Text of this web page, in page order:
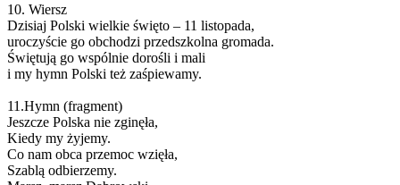
10. Wiersz
Dzisiaj Polski wielkie święto – 11 listopada,
uroczyście go obchodzi przedszkolna gromada.
Świętują go wspólnie dorośli i mali
i my hymn Polski też zaśpiewamy.
11.Hymn (fragment)
Jeszcze Polska nie zginęła,
Kiedy my żyjemy.
Co nam obca przemoc wzięła,
Szablą odbierzemy.